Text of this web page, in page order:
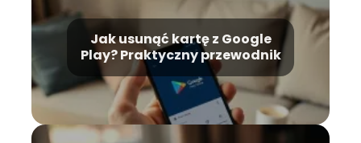
Jak usunąć kartę z Google
Play? Praktyczny przewodnik